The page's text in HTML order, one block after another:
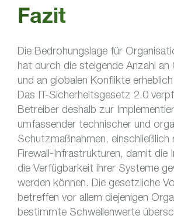
Fazit
Die Bedrohungslage für
hat durch die steigende Anzahl an
und an globalen Konflikte
Das IT-Sicherheitsgesetz 2.0
Betreiber deshalb zur
umfassender technischer und
Schutzmaßnahmen,
Firewall-Infrastrukturen, damit die
die Verfügbarkeit ihrer Systeme
werden können. Die gesetzliche
betreffen vor allem diejenigen
bestimmte Schwellenwerte